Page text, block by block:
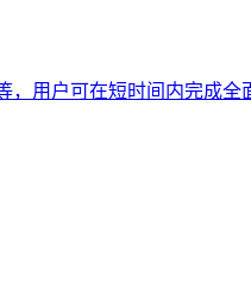
用户可在短时间内完成